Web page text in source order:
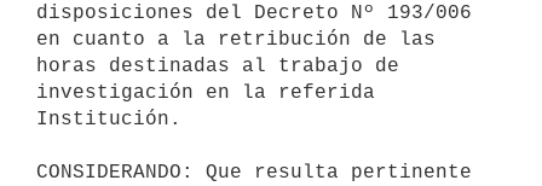
disposiciones del Decreto Nº 193/006
en cuanto a la retribución de las
horas destinadas al trabajo de
investigación en la referida
Institución.
CONSIDERANDO: Que resulta pertinente